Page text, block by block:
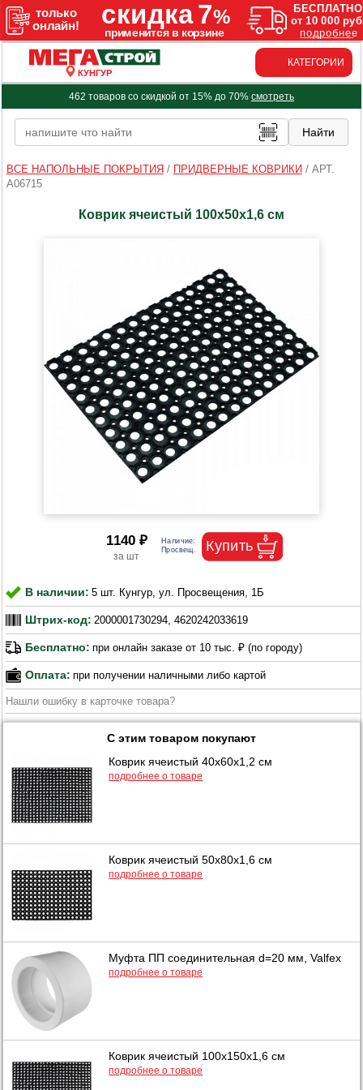
КУНГУР
КАТЕГОРИИ
462 товаров со скидкой от 15% до 70% смотреть
ВСЕ НАПОЛЬНЫЕ ПОКРЫТИЯ / ПРИДВЕРНЫЕ КОВРИКИ / АРТ.
A06715
Коврик ячеистый 100x50x1,6 см
1140 ₽
В наличии: 5 шт. Кунгур, ул. Просвещения, 1Б
Штрих-код: 2000001730294, 4620242033619
Бесплатно: при онлайн заказе от 10 тыс. ₽ (по городу)
Оплата: при получении наличными либо картой
Нашли ошибку в карточке товара?
С этим товаром покупают
Коврик ячеистый 40x60x1,2 см
подробнее о товаре
Коврик ячеистый 50x80x1,6 см
подробнее о товаре
Муфта ПП соединительная d=20 мм, Valfex
подробнее о товаре
Коврик ячеистый 100x150x1,6 см
подробнее о товаре